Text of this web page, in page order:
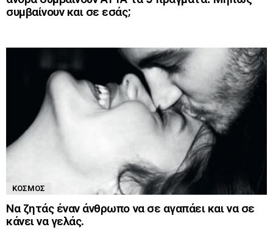
συμβαίνουν και σε εσάς;
ΚΌΣΜΟΣ
Να ζητάς έναν άνθρωπο να σε αγαπάει και να σε
κάνει να γελάς.